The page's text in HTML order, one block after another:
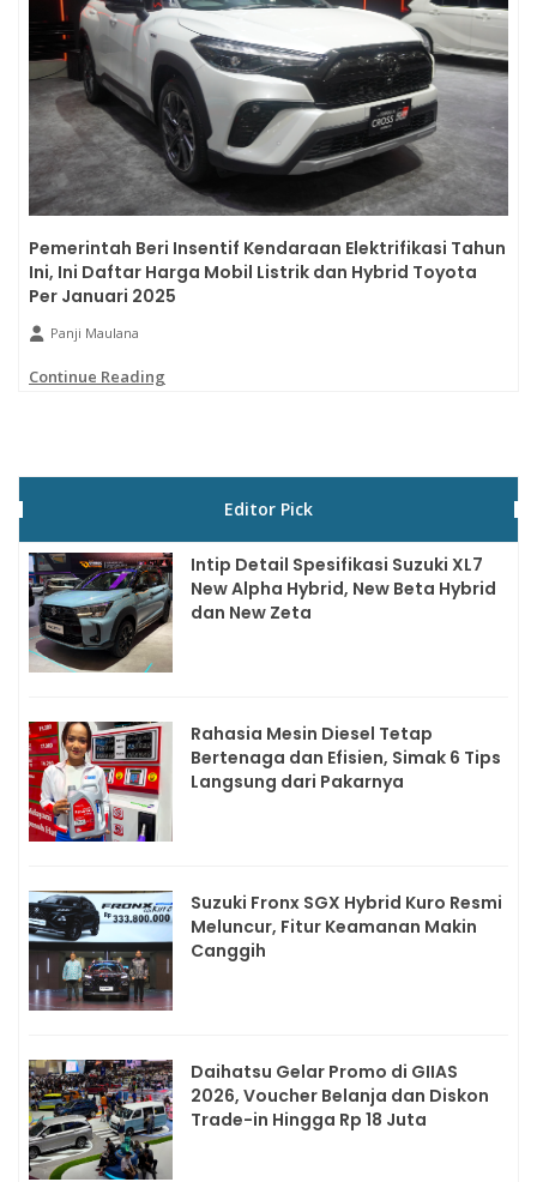
Pemerintah Beri Insentif Kendaraan Elektrifikasi Tahun
Ini, Ini Daftar Harga Mobil Listrik dan Hybrid Toyota
Per Januari 2025
Panji Maulana
Continue Reading
Editor Pick
Intip Detail Spesifikasi Suzuki XL7
New Alpha Hybrid, New Beta Hybrid
dan New Zeta
Rahasia Mesin Diesel Tetap
Bertenaga dan Efisien, Simak 6 Tips
Langsung dari Pakarnya
Suzuki Fronx SGX Hybrid Kuro Resmi
Meluncur, Fitur Keamanan Makin
Canggih
Daihatsu Gelar Promo di GIIAS
2026, Voucher Belanja dan Diskon
Trade-in Hingga Rp 18 Juta